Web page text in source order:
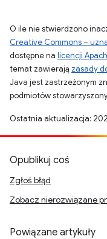
O ile nie stwierdzono
Creative Commons –
dostępne na licencji
temat zawierają zasady
Java jest zastrzeżonym
podmiotów
Ostatnia aktualizacja:
Opublikuj coś
Zgłoś błąd
Zobacz nierozwiązane
Powiązane artykuły